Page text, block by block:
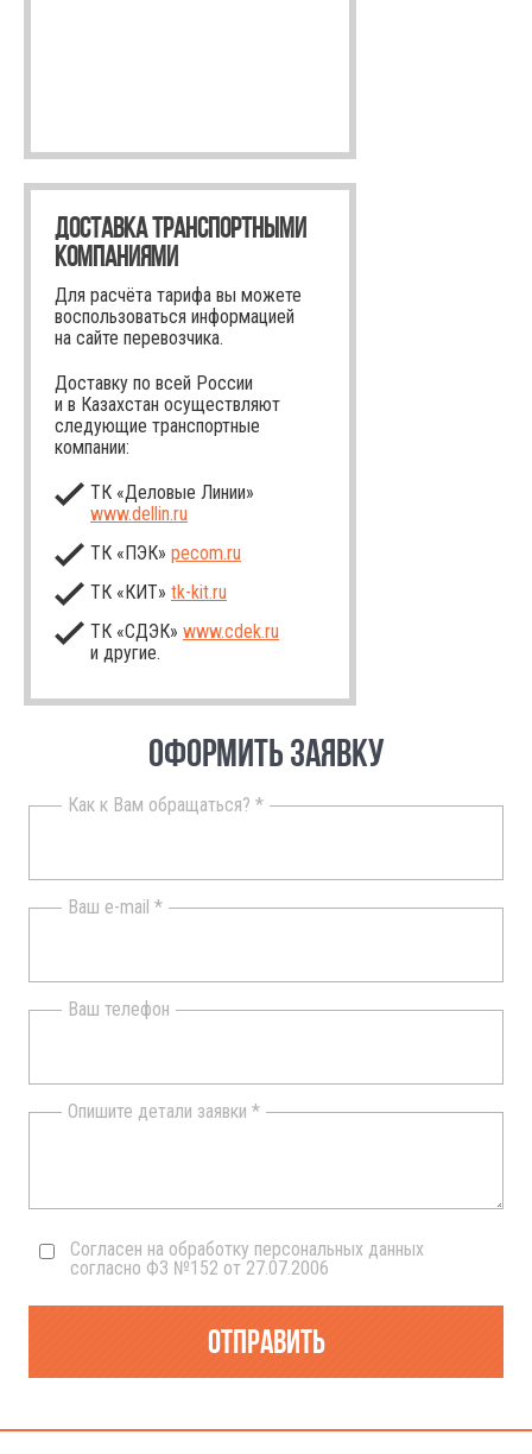
ДОСТАВКА ТРАНСПОРТНЫМИ
КОМПАНИЯМИ
Для расчёта тарифа вы можете
воспользоваться информацией
на сайте перевозчика.
Доставку по всей России
и в Казахстан осуществляют
следующие транспортные
компании:
ТК «Деловые Линии»
www.dellin.ru
ТК «ПЭК» pecom.ru
ТК «КИТ» tk-kit.ru
ТК «СДЭК» www.cdek.ru
и другие.
ОФОРМИТЬ ЗАЯВКУ
Как к Вам обращаться? *
Ваш e-mail *
Ваш телефон
Опишите детали заявки *
Согласен на обработку персональных данных
согласно ФЗ №152 от 27.07.2006
Отправить